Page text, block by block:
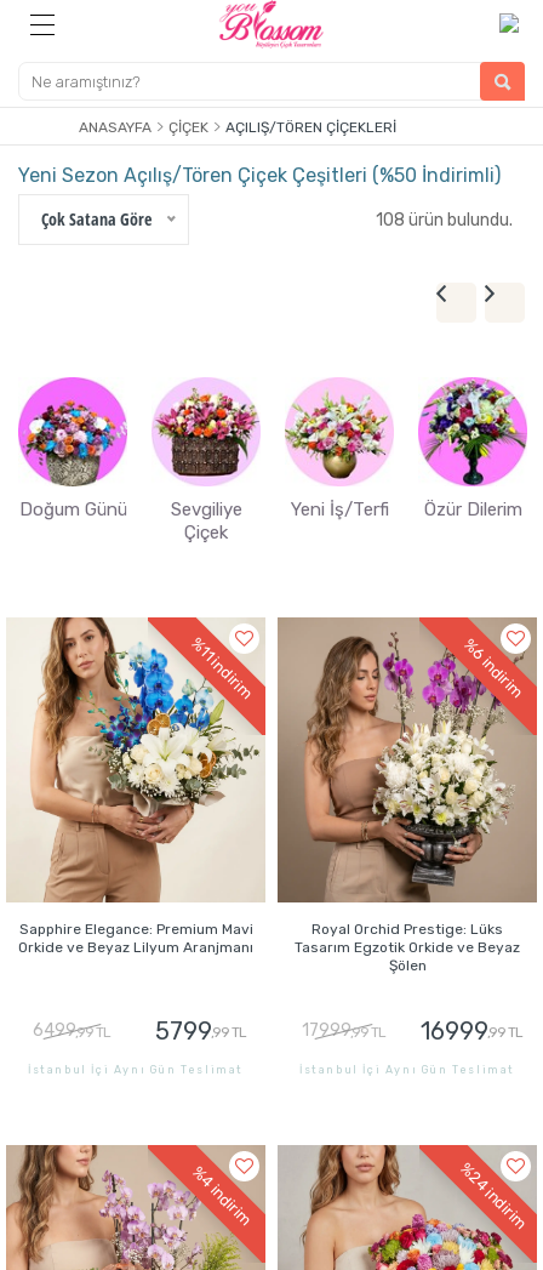
ANASAYFA ÇIÇEK AÇILIŞ/TÖREN ÇIÇEKLERI
Yeni Sezon Açılış/Tören Çiçek Çeşitleri (%50 İndirimli)
Çok Satana Göre
108 ürün bulundu.
Doğum Günü
Sevgiliye
Çiçek
Yeni İş/Terfi Özür Dilerim
%11
indirim
Sapphire Elegance: Premium Mavi
Orkide ve Beyaz Lilyum Aranjmanı
6499,99 TL 5799,99 TL
İstanbul İçi Aynı Gün Teslimat
%6
indirim
Royal Orchid Prestige: Lüks
Tasarım Egzotik Orkide ve Beyaz
Şölen
17999,99 TL 16999,99 TL
İstanbul İçi Aynı Gün Teslimat
%4
indirim
%24
indirim